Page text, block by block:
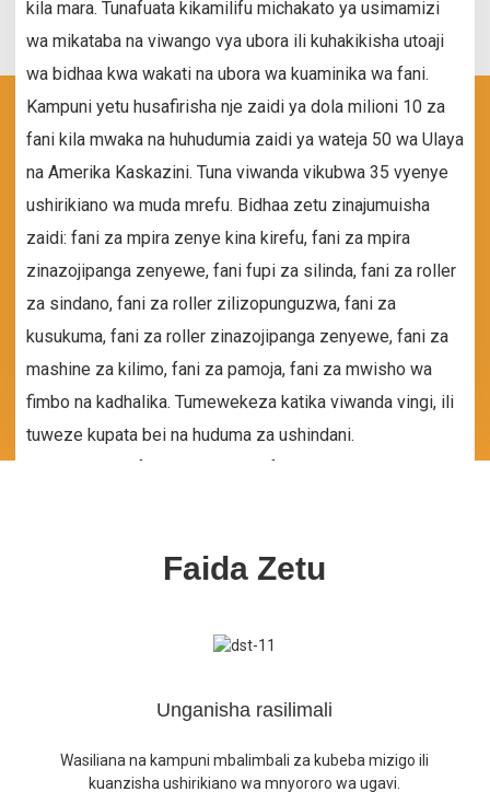
kila mara. Tunafuata kikamilifu michakato ya usimamizi
wa mikataba na viwango vya ubora ili kuhakikisha utoaji
wa bidhaa kwa wakati na ubora wa kuaminika wa fani.
Kampuni yetu husafirisha nje zaidi ya dola milioni 10 za
fani kila mwaka na huhudumia zaidi ya wateja 50 wa Ulaya
na Amerika Kaskazini. Tuna viwanda vikubwa 35 vyenye
ushirikiano wa muda mrefu. Bidhaa zetu zinajumuisha
zaidi: fani za mpira zenye kina kirefu, fani za mpira
zinazojipanga zenyewe, fani fupi za silinda, fani za roller
za sindano, fani za roller zilizopunguzwa, fani za
kusukuma, fani za roller zinazojipanga zenyewe, fani za
mashine za kilimo, fani za pamoja, fani za mwisho wa
fimbo na kadhalika. Tumewekeza katika viwanda vingi, ili
tuweze kupata bei na huduma za ushindani.
Uzoefu Wa Maendeleo Ya
Zaidi Ya Aina Kumi Za Bidhaa
Zaidi Ya Wateja 50
HUDUMA
Viwanda Vya Ushirika Vya Muda
Ushirika
Faida Zetu
Unganisha rasilimali
Wasiliana na kampuni mbalimbali za kubeba mizigo ili
kuanzisha ushirikiano wa mnyororo wa ugavi.